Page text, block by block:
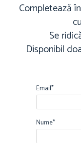
Completează
Se
Disponibil
Email*
Nume*